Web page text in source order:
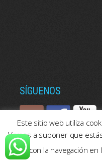
SÍGUENOS
© 2026: Psicologos Valencia
Este sitio web utiliza
Vamos a suponer que
con la navegación en